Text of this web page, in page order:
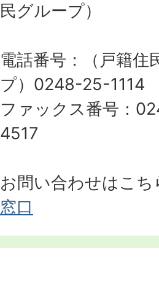
民グループ）
電話番号：（戸籍住
プ）0248-25-1114
ファックス番号：
4517
お問い合わせはこち
窓口